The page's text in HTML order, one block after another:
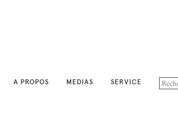
A PROPOS MEDIAS SERVICE